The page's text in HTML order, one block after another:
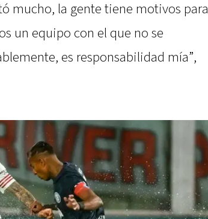
mucho, la gente tiene motivos para
un equipo con el que no se
es responsabilidad mía”,